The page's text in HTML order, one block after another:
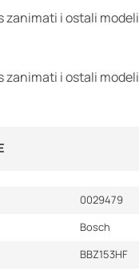
zanimati i ostali modeli
zanimati i ostali modeli
0029479
Bosch
BBZ153HF